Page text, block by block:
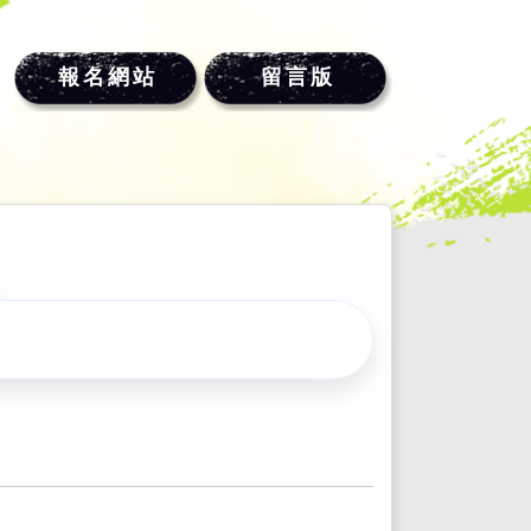
報名網站 留言版